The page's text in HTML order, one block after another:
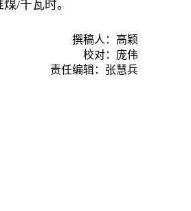
/千瓦时。
撰稿人：高颖
校对：庞伟
责任编辑：张慧兵